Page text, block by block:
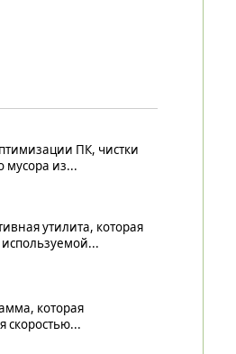
ПК, чистки
мусора из...
утилита, которая
используемой...
которая
скоростью...